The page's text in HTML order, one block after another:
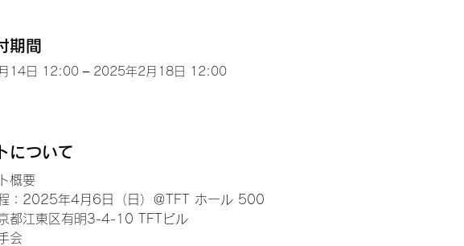
期間
14日 12:00 – 2025年2月18日 12:00
について
概要
：2025年4月6日（日）＠TFT ホール 500
都江東区有明3-4-10 TFTビル
会